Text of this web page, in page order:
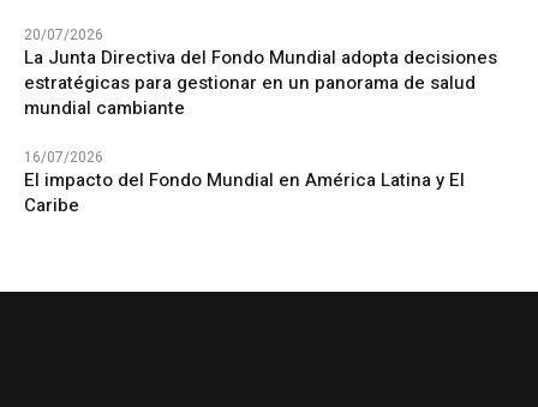
20/07/2026
La Junta Directiva del Fondo Mundial adopta decisiones
estratégicas para gestionar en un panorama de salud
mundial cambiante
16/07/2026
El impacto del Fondo Mundial en América Latina y El
Caribe